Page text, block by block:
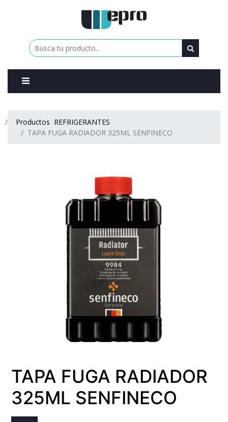
Productos REFRIGERANTES
TAPA FUGA RADIADOR 325ML SENFINECO
TAPA FUGA RADIADOR
325ML SENFINECO